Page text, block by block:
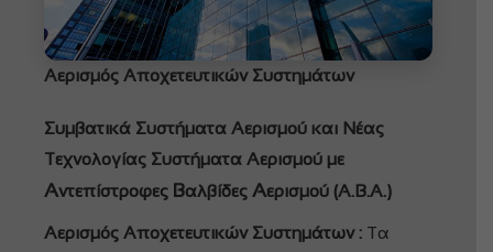
Αερισμός Αποχετευτικών Συστημάτων
Συμβατικά Συστήματα Αερισμού και Νέας
Τεχνολογίας Συστήματα Αερισμού με
Αντεπίστροφες Βαλβίδες Αερισμού (Α.Β.Α.)
Αερισμός Αποχετευτικών Συστημάτων : Τα